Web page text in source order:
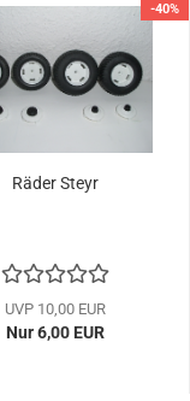
-40%
Räder Steyr
UVP 10,00 EUR
Nur 6,00 EUR